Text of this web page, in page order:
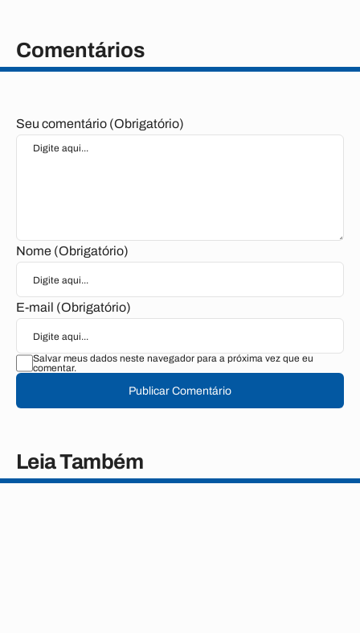
Comentários
Seu comentário (Obrigatório)
Nome (Obrigatório)
E-mail (Obrigatório)
Salvar meus dados neste navegador para a próxima vez que eu
comentar.
Publicar Comentário
Leia Também